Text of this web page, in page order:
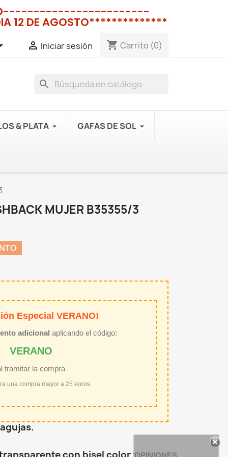
12 DE AGOSTO**************
 Iniciar sesión shopping_cart Carrito (0)
search
& PLATA GAFAS DE SOL
MUJER B35355/3
Especial VERANO!
adicional aplicando el código:
VERANO
tramitar la compra
una compra mayor a 25 euros.